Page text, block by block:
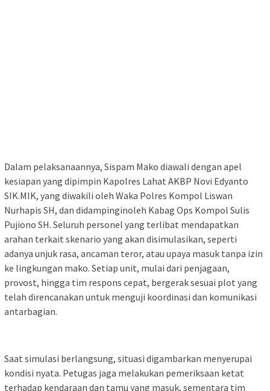
Dalam pelaksanaannya, Sispam Mako diawali dengan apel
kesiapan yang dipimpin Kapolres Lahat AKBP Novi Edyanto
SIK.MIK, yang diwakili oleh Waka Polres Kompol Liswan
Nurhapis SH, dan didampinginoleh Kabag Ops Kompol Sulis
Pujiono SH. Seluruh personel yang terlibat mendapatkan
arahan terkait skenario yang akan disimulasikan, seperti
adanya unjuk rasa, ancaman teror, atau upaya masuk tanpa izin
ke lingkungan mako. Setiap unit, mulai dari penjagaan,
provost, hingga tim respons cepat, bergerak sesuai plot yang
telah direncanakan untuk menguji koordinasi dan komunikasi
antarbagian.
Saat simulasi berlangsung, situasi digambarkan menyerupai
kondisi nyata. Petugas jaga melakukan pemeriksaan ketat
terhadap kendaraan dan tamu yang masuk, sementara tim